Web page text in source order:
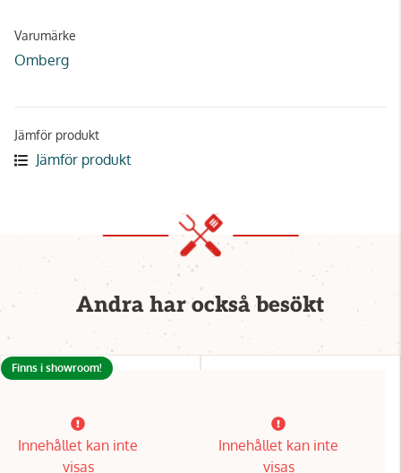
Varumärke
Omberg
Jämför produkt
Jämför produkt
Andra har också besökt
Innehållet kan inte
visas
Finns i showroom!
Innehållet kan inte
visas